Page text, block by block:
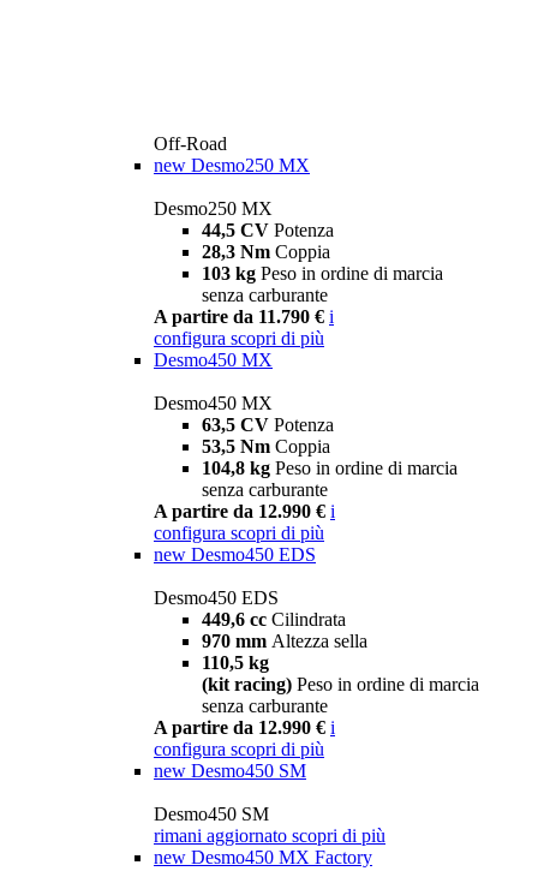
Off-Road
new Desmo250 MX
Desmo250 MX
44,5 CV Potenza
28,3 Nm Coppia
103 kg Peso in ordine di marcia
senza carburante
A partire da 11.790 € i
configura scopri di più
Desmo450 MX
Desmo450 MX
63,5 CV Potenza
53,5 Nm Coppia
104,8 kg Peso in ordine di marcia
senza carburante
A partire da 12.990 € i
configura scopri di più
new Desmo450 EDS
Desmo450 EDS
449,6 cc Cilindrata
970 mm Altezza sella
110,5 kg
(kit racing) Peso in ordine di marcia
senza carburante
A partire da 12.990 € i
configura scopri di più
new Desmo450 SM
Desmo450 SM
rimani aggiornato scopri di più
new Desmo450 MX Factory